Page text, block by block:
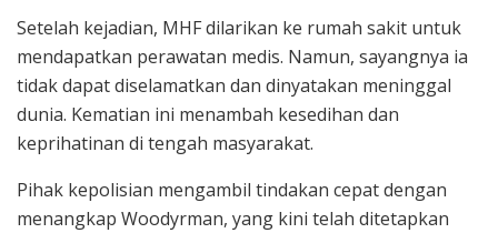
Setelah kejadian, MHF dilarikan ke rumah sakit untuk
mendapatkan perawatan medis. Namun, sayangnya ia
tidak dapat diselamatkan dan dinyatakan meninggal
dunia. Kematian ini menambah kesedihan dan
keprihatinan di tengah masyarakat.
Pihak kepolisian mengambil tindakan cepat dengan
menangkap Woodyrman, yang kini telah ditetapkan